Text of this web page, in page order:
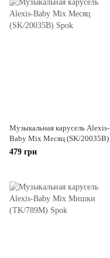
Музыкальная карусель Alexis-
Baby Mix Месяц (SK/20035B)
479 грн